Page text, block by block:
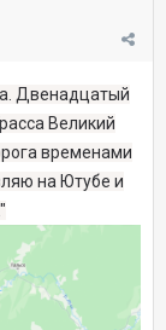
Двенадцатый
Великий
временами
на Ютубе и